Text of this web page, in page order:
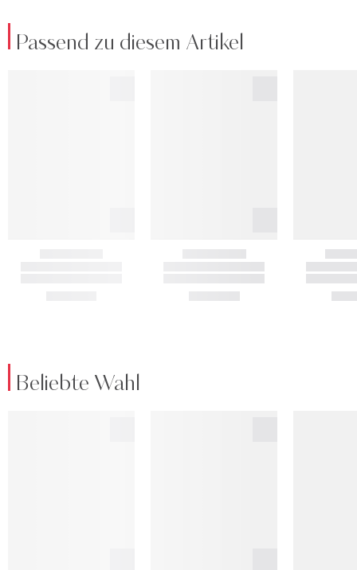
Passend zu diesem Artikel
Beliebte Wahl